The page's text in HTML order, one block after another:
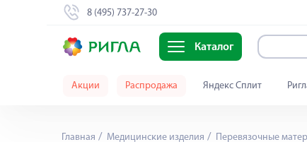
8 (495) 737-27-30
Каталог
Акции Распродажа Яндекс Сплит
Главная Медицинские изделия Перевязочные